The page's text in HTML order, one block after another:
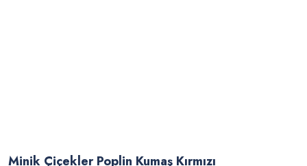
Minik Çiçekler Poplin Kumaş Kırmızı